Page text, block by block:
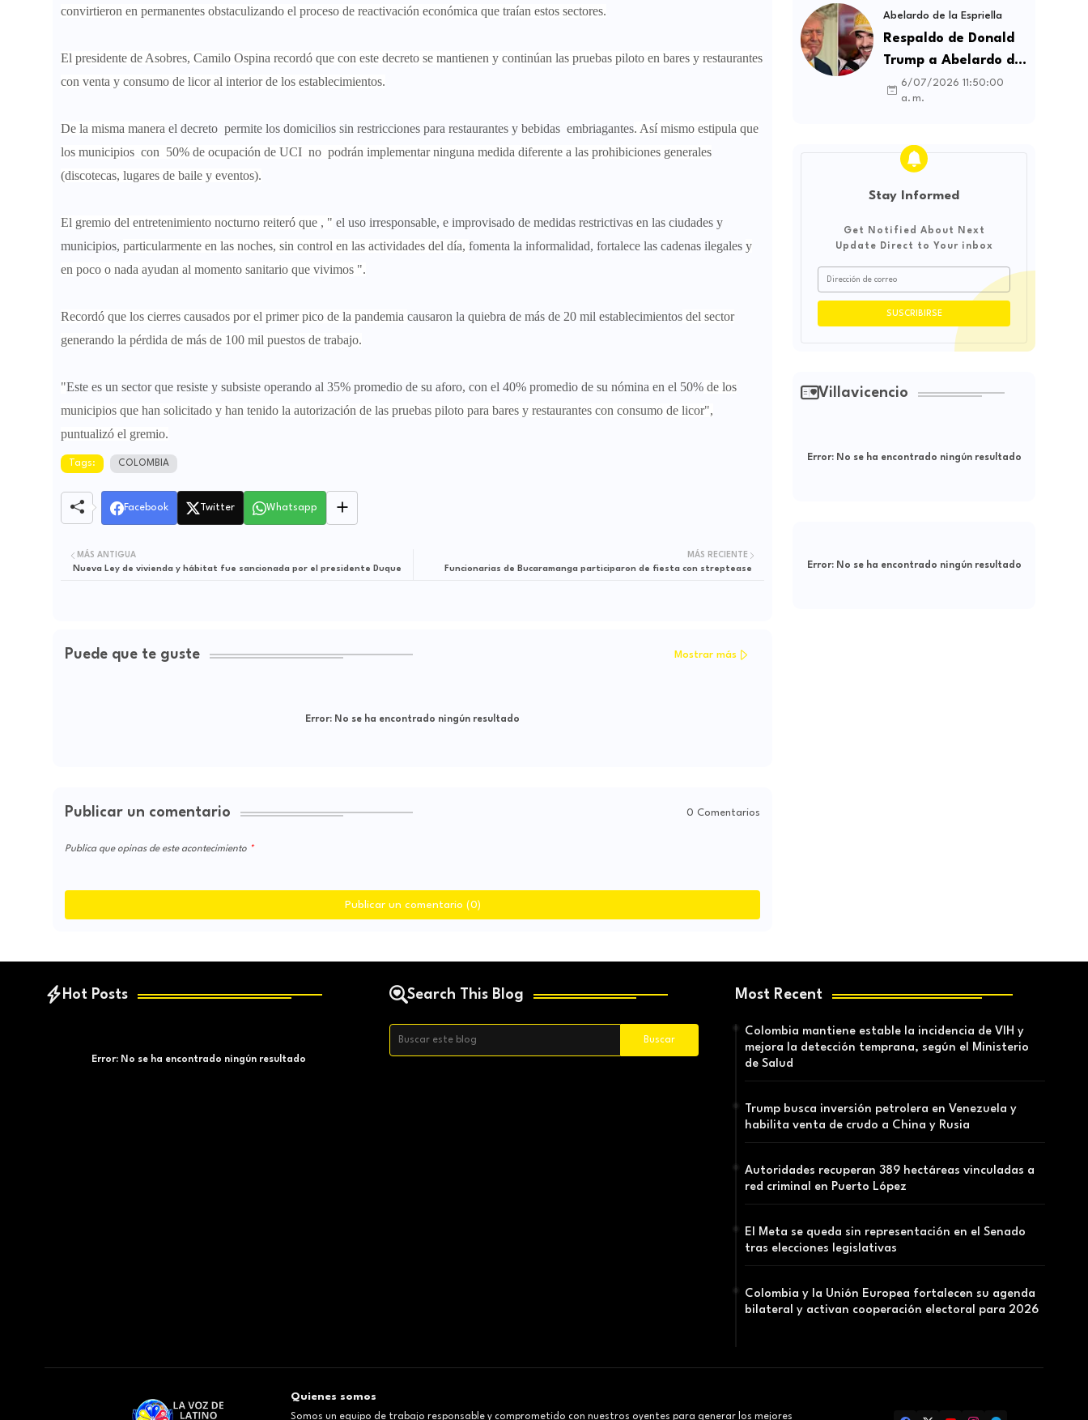
convirtieron en permanentes obstaculizando el proceso de reactivación económica que traían estos sectores.
El presidente de Asobres, Camilo Ospina recordó que con este decreto se mantienen y continúan las pruebas piloto en bares y restaurantes
con venta y consumo de licor al interior de los establecimientos.
De la misma manera el decreto permite los domicilios sin restricciones para restaurantes y bebidas embriagantes. Así mismo estipula que
los municipios con 50% de ocupación de UCI no podrán implementar ninguna medida diferente a las prohibiciones generales
(discotecas, lugares de baile y eventos).
El gremio del entretenimiento nocturno reiteró que , " el uso irresponsable, e improvisado de medidas restrictivas en las ciudades y
municipios, particularmente en las noches, sin control en las actividades del día, fomenta la informalidad, fortalece las cadenas ilegales y
en poco o nada ayudan al momento sanitario que vivimos ".
Recordó que los cierres causados por el primer pico de la pandemia causaron la quiebra de más de 20 mil establecimientos del sector
generando la pérdida de más de 100 mil puestos de trabajo.
"Este es un sector que resiste y subsiste operando al 35% promedio de su aforo, con el 40% promedio de su nómina en el 50% de los
municipios que han solicitado y han tenido la autorización de las pruebas piloto para bares y restaurantes con consumo de licor",
puntualizó el gremio.
Tags: COLOMBIA
Facebook Twitter Whatsapp
MÁS RECIENTE
Funcionarias de Bucaramanga participaron de fiesta con streptease
MÁS ANTIGUA
Nueva Ley de vivienda y hábitat fue sancionada por el presidente Duque
Puede que te guste Mostrar más
Error: No se ha encontrado ningún resultado
Publicar un comentario 0 Comentarios
Publica que opinas de este acontecimiento
Publicar un comentario (0)
intermediación
laboral ilegal
Abelardo de la Espriella
Respaldo de Donald
Trump a Abelardo de
la Espriella genera
debate sobre
influencia
internacional
6/07/2026 11:50:00
a. m.
Stay Informed
Get Notified About Next
Update Direct to Your inbox
Villavicencio
Error:No se ha encontrado ningún resultado
Error:No se ha encontrado ningún resultado
Hot Posts
Error: No se ha encontrado ningún resultado
Search This Blog Most Recent
Colombia mantiene estable la incidencia de VIH y
mejora la detección temprana, según el Ministerio
de Salud
Trump busca inversión petrolera en Venezuela y
habilita venta de crudo a China y Rusia
Autoridades recuperan 389 hectáreas vinculadas a
red criminal en Puerto López
El Meta se queda sin representación en el Senado
tras elecciones legislativas
Colombia y la Unión Europea fortalecen su agenda
bilateral y activan cooperación electoral para 2026
Quienes somos
Somos un equipo de trabajo responsable y comprometido con nuestros oyentes para generar los mejores